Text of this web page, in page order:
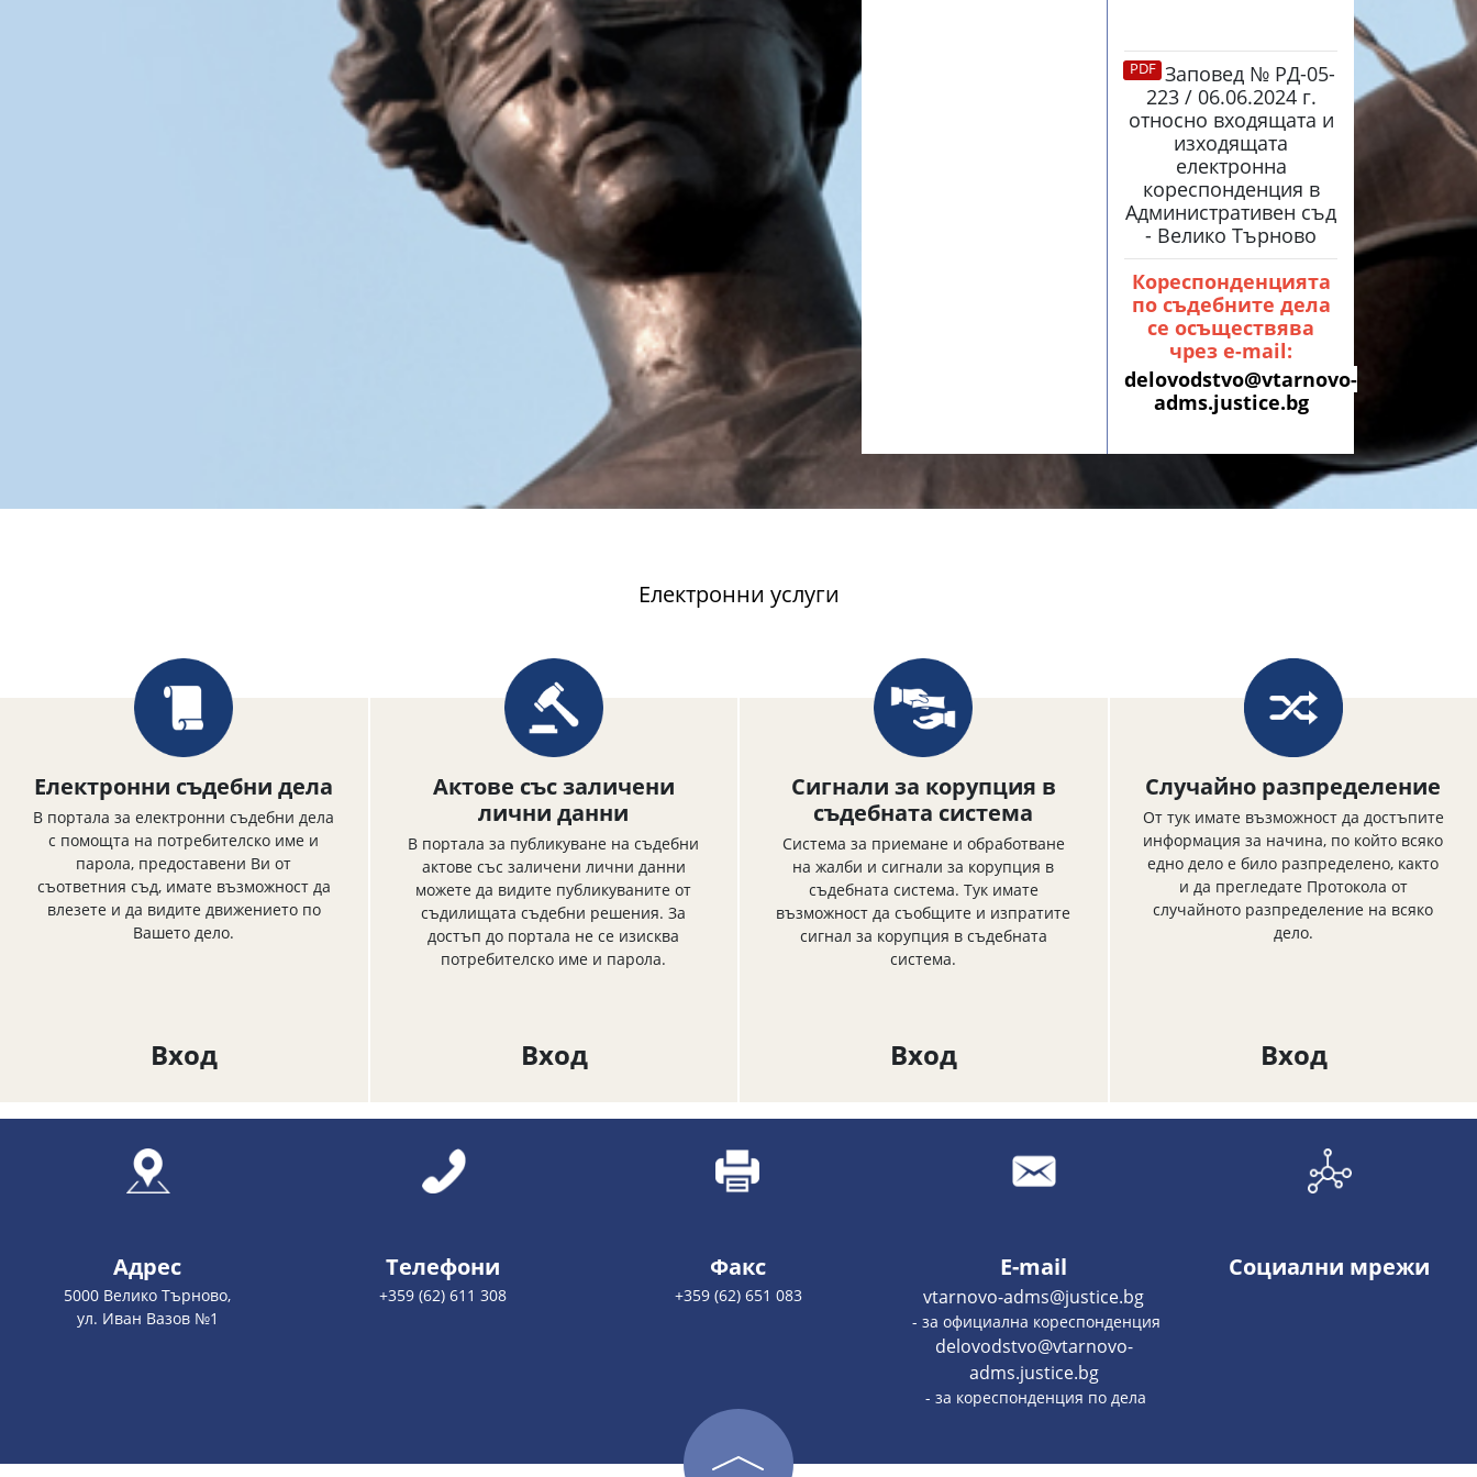
Заповед № РД-05-
223 / 06.06.2024 г.
относно входящата и
изходящата
електронна
кореспонденция в
Административен съд
- Велико Търново
Кореспонденцията
по съдебните дела
се осъществява
чрез e-mail:
delovodstvo@vtarnovo-
adms.justice.bg
Електронни услуги
Електронни съдебни дела
В портала за електронни съдебни дела
с помощта на потребителско име и
парола, предоставени Ви от
съответния съд, имате възможност да
влезете и да видите движението по
Вашето дело.
Вход
Актове със заличени
лични данни
В портала за публикуване на съдебни
актове със заличени лични данни
можете да видите публикуваните от
съдилищата съдебни решения. За
достъп до портала не се изисква
потребителско име и парола.
Вход
Сигнали за корупция в
съдебната система
Система за приемане и обработване
на жалби и сигнали за корупция в
съдебната система. Тук имате
възможност да съобщите и изпратите
сигнал за корупция в съдебната
система.
Вход
Случайно разпределение
От тук имате възможност да достъпите
информация за начина, по който всяко
едно дело е било разпределено, както
и да прегледате Протокола от
случайното разпределение на всяко
дело.
Вход
Адрес
5000 Велико Търново,
ул. Иван Вазов №1
Телефони
+359 (62) 611 308
Факс
+359 (62) 651 083
E-mail
vtarnovo-adms@justice.bg
- за официална кореспонденция
delovodstvo@vtarnovo-
adms.justice.bg
- за кореспонденция по дела
Социални мрежи